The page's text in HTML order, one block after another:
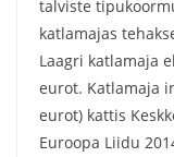
talviste
katlamajas
Laagri katlamaja
eurot. Katlamaja
eurot) kattis
Euroopa Liidu